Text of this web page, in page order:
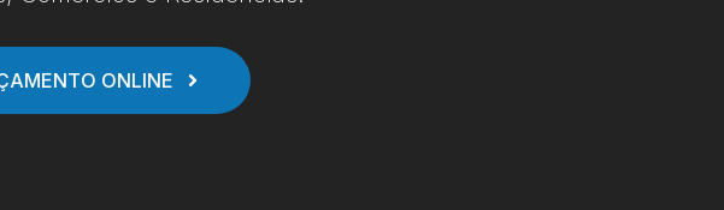
ONLINE